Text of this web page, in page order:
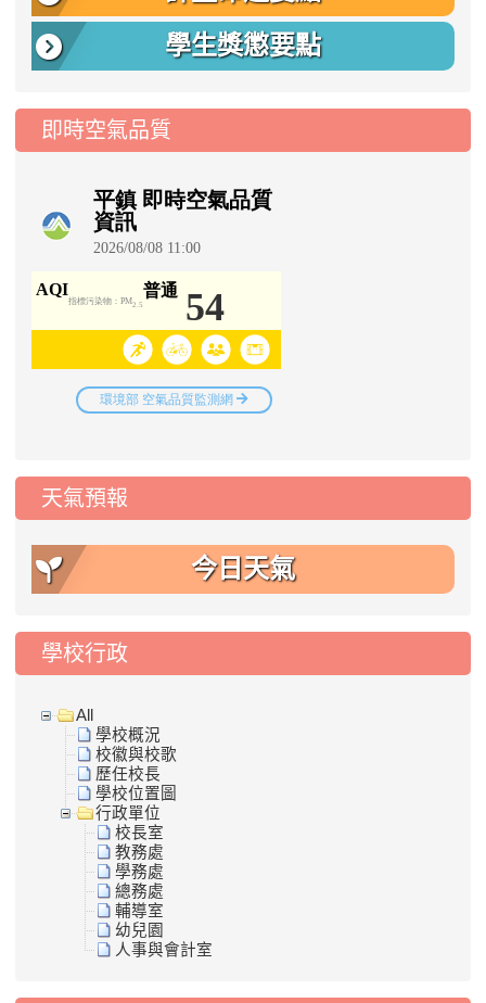
學生獎懲要點
即時空氣品質
天氣預報
今日天氣
學校行政
All
學校概況
校徽與校歌
歷任校長
學校位置圖
行政單位
校長室
教務處
學務處
總務處
輔導室
幼兒園
人事與會計室